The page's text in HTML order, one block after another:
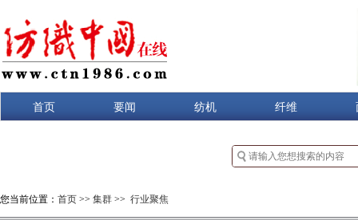
首页 要闻 纺机 纤维
您当前位置： 首页 >> 集群 >> 行业聚焦